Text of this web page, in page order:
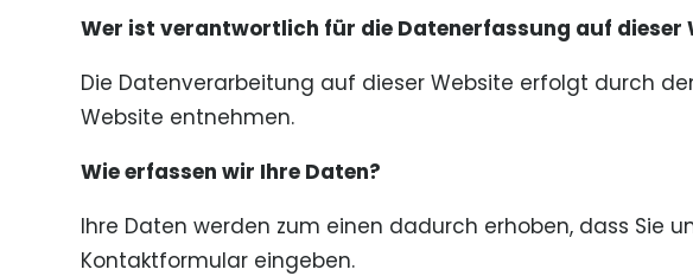
Wer ist verantwortlich für die Datenerfassung auf dieser
Die Datenverarbeitung auf dieser Website erfolgt durch
Website entnehmen.
Wie erfassen wir Ihre Daten?
Ihre Daten werden zum einen dadurch erhoben, dass Sie
Kontaktformular eingeben.